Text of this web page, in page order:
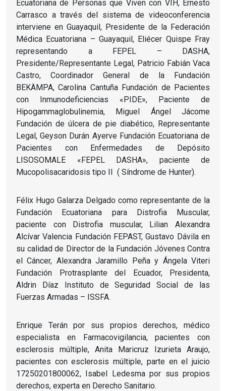
Ecuatoriana de Personas que Viven con VIH, Ernesto
Carrasco a través del sistema de videoconferencia
interviene en Guayaquil, Presidente de la Federación
Médica Ecuatoriana – Guayaquil, Eliécer Quispe Fray
representando a FEPEL – DASHA,
Presidente/Representante Legal, Patricio Fabián Vaca
Castro, Coordinador General de la Fundación
BEKÄMPA, Carolina Cantuña Fundación de Pacientes
con Inmunodeficiencias «PIDE», Paciente de
Hipogammaglobulinemia, Miguel Ángel Jácome
Fundación de úlcera de pie diabético, Representante
Legal, Geyson Durán Ayerve Fundación Ecuatoriana de
Pacientes con Enfermedades de Depósito
LISOSOMALE «FEPEL DASHA», paciente de
Mucopolisacaridosis tipo II ( Síndrome de Hunter).
Félix Hugo Galarza Delgado como representante de la
Fundación Ecuatoriana para Distrofia Muscular,
paciente con Distrofia muscular, Lilian Alexandra
Alcívar Valencia Fundación FEPAST, Gustavo Dávila en
su calidad de Director de la Fundación Jóvenes Contra
el Cáncer, Alexandra Jaramillo Peña y Ángela Viteri
Fundación Protrasplante del Ecuador, Presidenta,
Aldrin Díaz Instituto de Seguridad Social de las
Fuerzas Armadas – ISSFA.
Enrique Terán por sus propios derechos, médico
especialista en Farmacovigilancia, pacientes con
esclerosis múltiple, Anita Maricruz Izurieta Araujo,
pacientes con esclerosis múltiple, parte en el juicio
17250201800062, Isabel Ledesma por sus propios
derechos, experta en Derecho Sanitario.